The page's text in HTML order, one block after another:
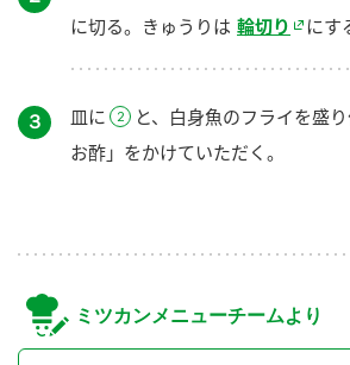
に切る。きゅうりは 輪切り にす
３ 皿に
と、白身魚のフライを盛
お酢」をかけていただく。
ミツカンメニューチームより